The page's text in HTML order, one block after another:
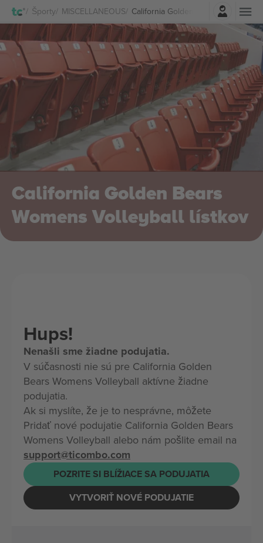
Športy MISCELLANEOUS California Golden Bears Womens
Prihlásenie
California Golden Bears
Womens Volleyball lístkov
Hups!
Nenašli sme žiadne podujatia.
V súčasnosti nie sú pre California Golden
Bears Womens Volleyball aktívne žiadne
podujatia.
Ak si myslíte, že je to nesprávne, môžete
Pridať nové podujatie California Golden Bears
Womens Volleyball alebo nám pošlite email na
support@ticombo.com
POZRITE SI BLÍŽIACE SA PODUJATIA
VYTVORIŤ NOVÉ PODUJATIE